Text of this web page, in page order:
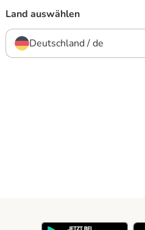
Land auswählen
Deutschland / de